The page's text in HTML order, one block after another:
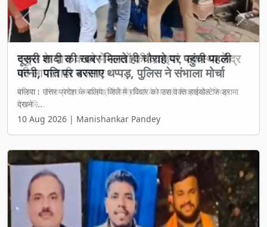
स्कूल के पास कचरे में लाखों की दवाइयां, स्वास्थ्य केंद्र
की लापरवाही उजागर
पेण्ड्रा : गौरेला-पेण्ड्रा-मरवाही (जीपीएम) जिले के मरवाही विकासखंड स्थित
प्राथमि...
10 Aug 2026 | Manishankar Pandey
Previous Next